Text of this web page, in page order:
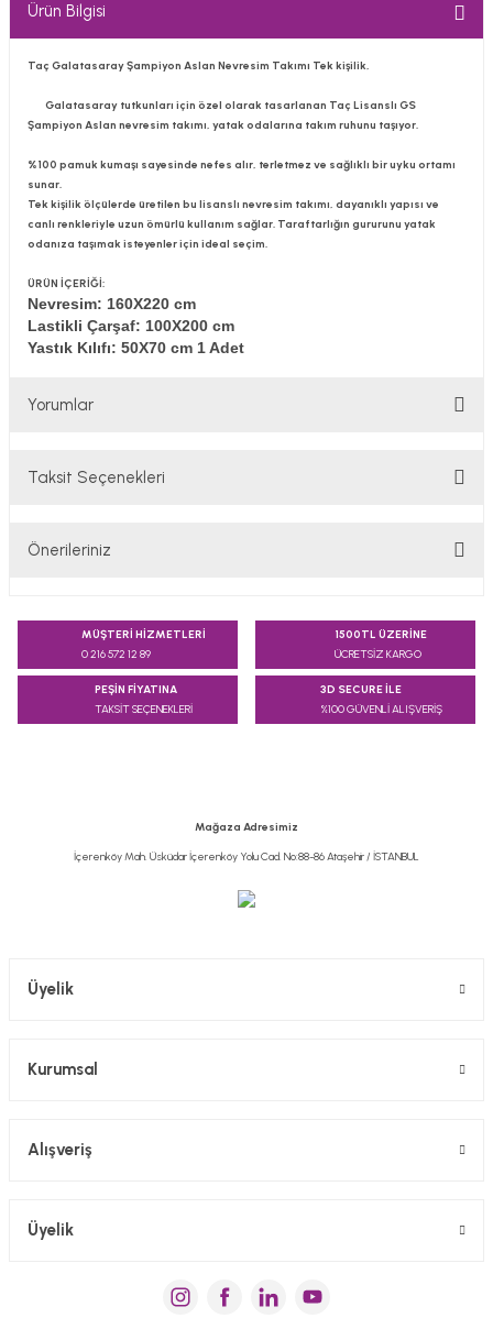
Ürün Bilgisi
Taç Galatasaray Şampiyon Aslan Nevresim Takımı Tek kişilik,
Galatasaray tutkunları için özel olarak tasarlanan Taç Lisanslı GS
Şampiyon Aslan nevresim takımı, yatak odalarına takım ruhunu taşıyor.
%100 pamuk kumaşı sayesinde nefes alır, terletmez ve sağlıklı bir uyku ortamı
sunar.
Tek kişilik ölçülerde üretilen bu lisanslı nevresim takımı, dayanıklı yapısı ve
canlı renkleriyle uzun ömürlü kullanım sağlar. Taraftarlığın gururunu yatak
odanıza taşımak isteyenler için ideal seçim.
ÜRÜN İÇERİĞİ:
Nevresim: 160X220 cm
Lastikli Çarşaf: 100X200 cm
Yastık Kılıfı: 50X70 cm 1 Adet
Yorumlar
Taksit Seçenekleri
Önerileriniz
konularda yetersiz gördüğünüz noktaları öneri formunu
kullanarak tarafımıza iletebilirsiniz.
Ürün resmi kalitesiz, bozuk veya görüntülenemiyor.
MÜŞTERİ HİZMETLERİ
0 216 572 12 89
1500TL ÜZERİNE
ÜCRETSİZ KARGO
PEŞİN FİYATINA
TAKSİT SEÇENEKLERİ
3D SECURE İLE
%100 GÜVENLİ ALIŞVERİŞ
Mağaza Adresimiz
İçerenköy Mah. Üsküdar İçerenköy Yolu Cad. No:88-86 Ataşehir / İSTANBUL
Üyelik
Kurumsal
Alışveriş
Üyelik